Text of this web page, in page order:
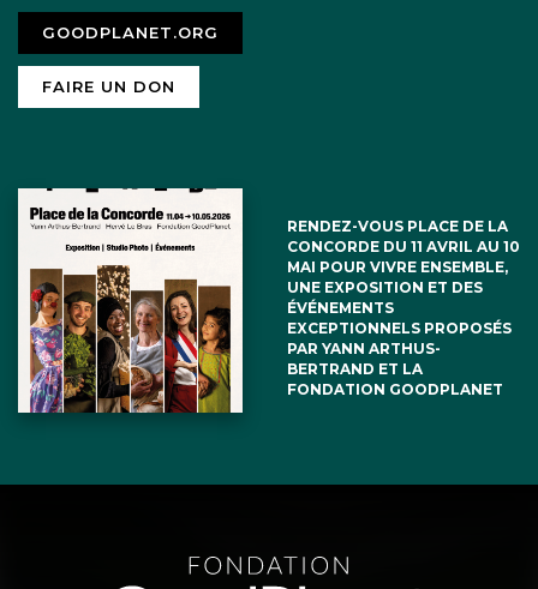
GOODPLANET.ORG
FAIRE UN DON
RENDEZ-VOUS PLACE DE LA
CONCORDE DU 11 AVRIL AU 10
MAI POUR VIVRE ENSEMBLE,
UNE EXPOSITION ET DES
ÉVÉNEMENTS
EXCEPTIONNELS PROPOSÉS
PAR YANN ARTHUS-
BERTRAND ET LA
FONDATION GOODPLANET